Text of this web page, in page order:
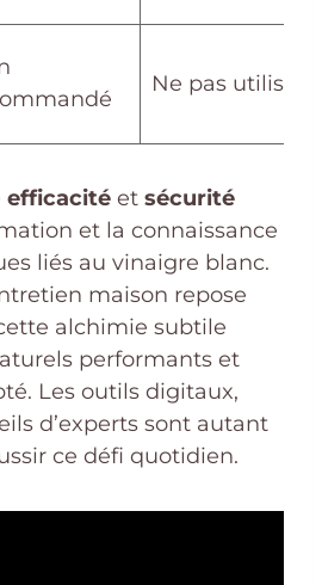
Ne pas utiliser
efficacité et sécurité
et la connaissance
liés au vinaigre blanc.
maison repose
alchimie subtile
performants et
Les outils digitaux,
d’experts sont autant
ce défi quotidien.